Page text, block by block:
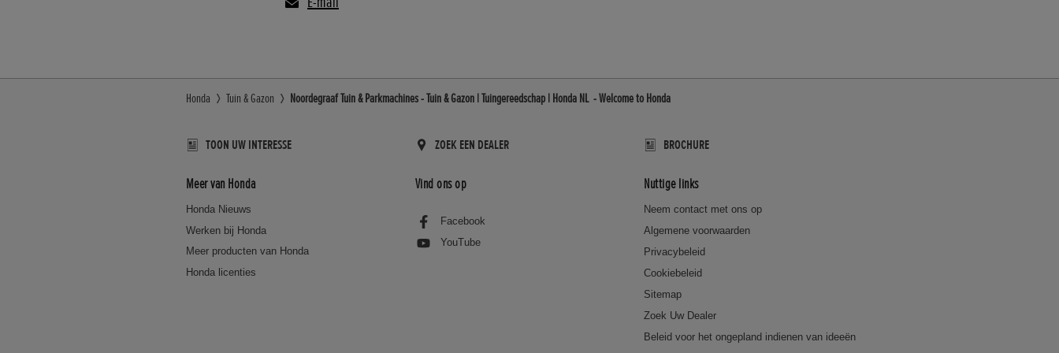
Honda Tuin & Gazon Noordegraaf Tuin & Parkmachines - Tuin & Gazon | Tuingereedschap | Honda NL - Welcome to Honda
TOON UW INTERESSE ZOEK EEN DEALER BROCHURE
Meer van Honda
Honda Nieuws
Werken bij Honda
Meer producten van Honda
Honda licenties
Vind ons op
Facebook
YouTube
Nuttige links
Neem contact met ons op
Algemene voorwaarden
Privacybeleid
Cookiebeleid
Sitemap
Zoek Uw Dealer
Beleid voor het ongepland indienen van ideeën